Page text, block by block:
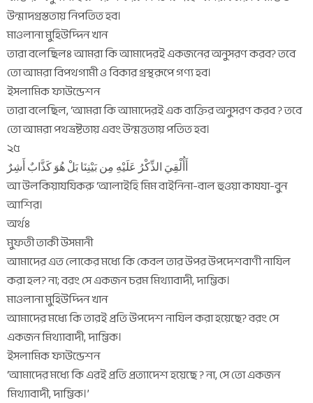
উন্মাদগ্রস্ততায় নিপতিত হব।
মাওলানা মুহিউদ্দিন খান
তারা বলেছিলঃ আমরা কি আমাদেরই একজনের অনুসরণ করব? তবে
তো আমরা বিপথগামী ও বিকার গ্রস্থরূপে গণ্য হব।
ইসলামিক ফাউন্ডেশন
তারা বলেছিল, ‘আমরা কি আমাদেরই এক ব্যক্তির অনুসরণ করব ? তবে
তো আমরা পথভ্রষ্টতায় এবং উন্মত্ততায় পতিত হব।
২৫
أَأُلْقِيَ الذِّكْرُ عَلَيْهِ مِن بَيْنِنَا بَلْ هُوَ كَذَّابٌ أَشِرٌ
আ উলকিয়াযযিকরু ‘আলাইহি মিম বাইনিনা-বাল হুওয়া কাযযা-বুন
আশির।
অর্থঃ
মুফতী তাকী উসমানী
আমাদের এত লোকের মধ্যে কি কেবল তার উপর উপদেশবাণী নাযিল
করা হল? না; বরং সে একজন চরম মিথ্যাবাদী, দাম্ভিক।
মাওলানা মুহিউদ্দিন খান
আমাদের মধ্যে কি তারই প্রতি উপদেশ নাযিল করা হয়েছে? বরং সে
একজন মিথ্যাবাদী, দাম্ভিক।
ইসলামিক ফাউন্ডেশন
‘আমাদের মধ্যে কি এরই প্রতি প্রত্যাদেশ হয়েছে ? না, সে তো একজন
মিথ্যাবাদী, দাম্ভিক।’